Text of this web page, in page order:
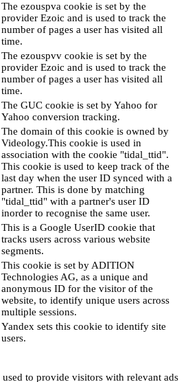
The ezouspva cookie is set by the
provider Ezoic and is used to track the
number of pages a user has visited all
time.
The ezouspvv cookie is set by the
provider Ezoic and is used to track the
number of pages a user has visited all
time.
The GUC cookie is set by Yahoo for
Yahoo conversion tracking.
The domain of this cookie is owned by
Videology.This cookie is used in
association with the cookie "tidal_ttid".
This cookie is used to keep track of the
last day when the user ID synced with a
partner. This is done by matching
"tidal_ttid" with a partner's user ID
inorder to recognise the same user.
This is a Google UserID cookie that
tracks users across various website
segments.
This cookie is set by ADITION
Technologies AG, as a unique and
anonymous ID for the visitor of the
website, to identify unique users across
multiple sessions.
Yandex sets this cookie to identify site
users.
to provide visitors with relevant ads